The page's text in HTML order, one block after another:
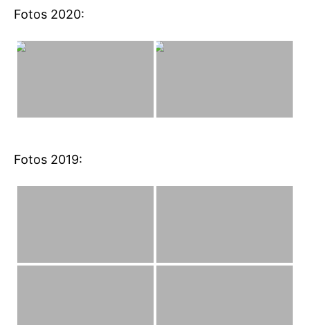
Fotos 2020:
Fotos 2019: